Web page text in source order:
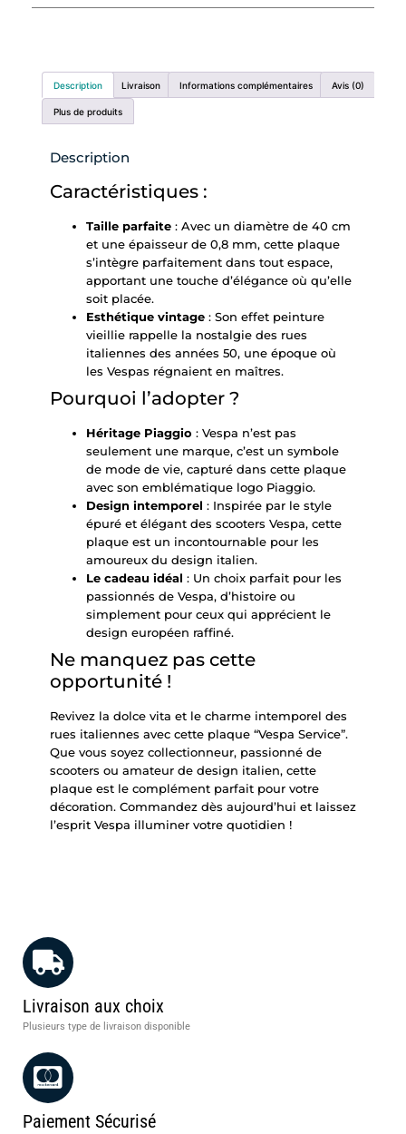
Description Livraison Informations complémentaires Avis (0)
Plus de produits
Description
Caractéristiques :
Taille parfaite : Avec un diamètre de 40 cm
et une épaisseur de 0,8 mm, cette plaque
s’intègre parfaitement dans tout espace,
apportant une touche d’élégance où qu’elle
soit placée.
Esthétique vintage : Son effet peinture
vieillie rappelle la nostalgie des rues
italiennes des années 50, une époque où
les Vespas régnaient en maîtres.
Pourquoi l’adopter ?
Héritage Piaggio : Vespa n’est pas
seulement une marque, c’est un symbole
de mode de vie, capturé dans cette plaque
avec son emblématique logo Piaggio.
Design intemporel : Inspirée par le style
épuré et élégant des scooters Vespa, cette
plaque est un incontournable pour les
amoureux du design italien.
Le cadeau idéal : Un choix parfait pour les
passionnés de Vespa, d’histoire ou
simplement pour ceux qui apprécient le
design européen raffiné.
Ne manquez pas cette
opportunité !
Revivez la dolce vita et le charme intemporel des
rues italiennes avec cette plaque “Vespa Service”.
Que vous soyez collectionneur, passionné de
scooters ou amateur de design italien, cette
plaque est le complément parfait pour votre
décoration. Commandez dès aujourd’hui et laissez
l’esprit Vespa illuminer votre quotidien !
Livraison aux choix
Plusieurs type de livraison disponible
Paiement Sécurisé